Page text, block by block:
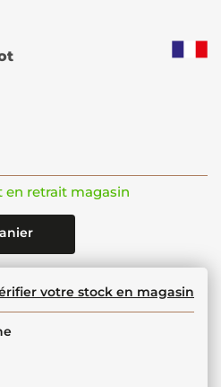
en retrait magasin
votre stock en magasin